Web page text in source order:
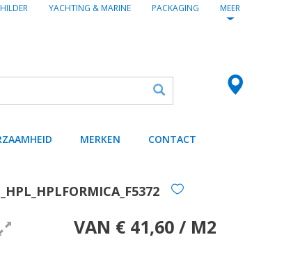
YACHTING & MARINE PACKAGING MEER
MERKEN CONTACT
VAN € 41,60 / M2